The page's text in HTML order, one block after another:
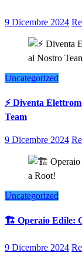
9 Dicembre 2024
Uncategorized
⚡ Diventa
Team
9 Dicembre 2024
Uncategorized
🏗️ Operaio Edile:
9 Dicembre 2024